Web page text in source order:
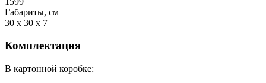
Габариты, см
30 x 30 x 7
Комплектация
В картонной коробке: